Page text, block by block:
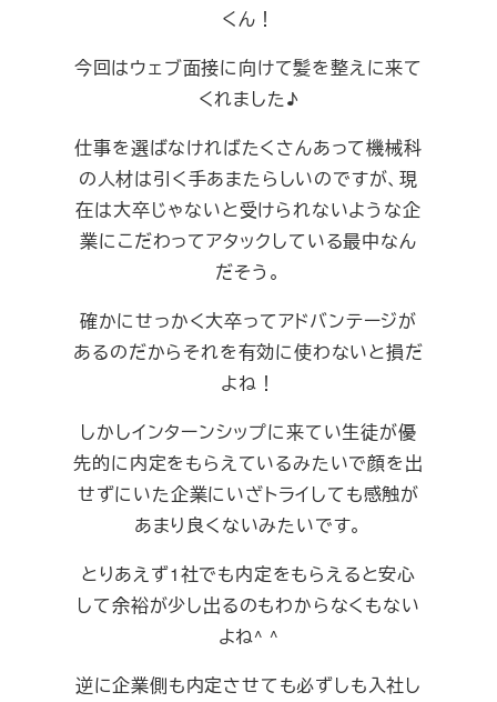
くん！
今回はウェブ面接に向けて髪を整えに来て
くれました♪
仕事を選ばなければたくさんあって機械科
の人材は引く手あまたらしいのですが、現
在は大卒じゃないと受けられないような企
業にこだわってアタックしている最中なん
だそう。
確かにせっかく大卒ってアドバンテージが
あるのだからそれを有効に使わないと損だ
よね！
しかしインターンシップに来てい生徒が優
先的に内定をもらえているみたいで顔を出
せずにいた企業にいざトライしても感触が
あまり良くないみたいです。
とりあえず1社でも内定をもらえると安心
して余裕が少し出るのもわからなくもない
よね^ ^
逆に企業側も内定させても必ずしも入社し